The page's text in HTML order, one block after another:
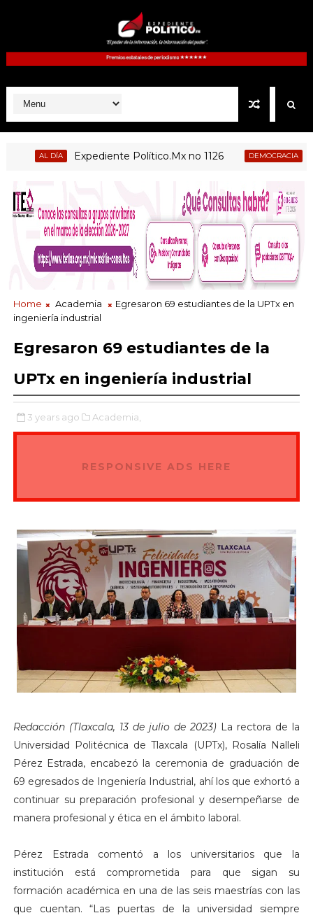
AL DÍA Expediente Político.Mx no 1126 DEMOCRACIA
Home Academia
Egresaron 69 estudiantes de la UPTx en
ingeniería industrial
Egresaron 69 estudiantes de la
UPTx en ingeniería industrial
3 years ago Academia,
RESPONSIVE ADS HERE
Redacción (Tlaxcala, 13 de julio de 2023) La rectora de la
Universidad Politécnica de Tlaxcala (UPTx), Rosalía Nalleli
Pérez Estrada, encabezó la ceremonia de graduación de
69 egresados de Ingeniería Industrial, ahí los que exhortó a
continuar su preparación profesional y desempeñarse de
manera profesional y ética en el ámbito laboral.
Pérez Estrada comentó a los universitarios que la
institución está comprometida para que sigan su
formación académica en una de las seis maestrías con las
que cuentan. “Las puertas de la universidad siempre